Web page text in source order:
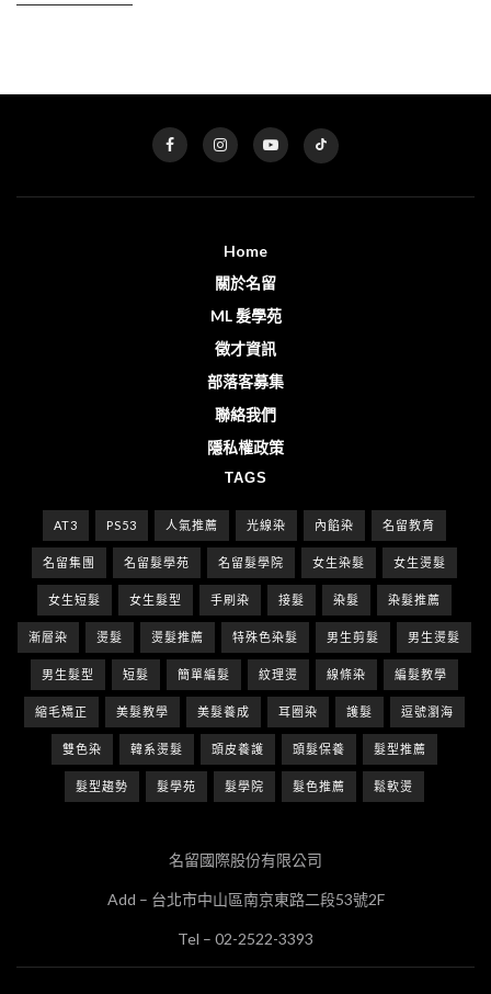
Home
關於名留
ML 髮學苑
徵才資訊
部落客募集
聯絡我們
隱私權政策
TAGS
AT3 PS53 人氣推薦 光線染 內餡染 名留教育
名留集團 名留髮學苑 名留髮學院 女生染髮 女生燙髮
女生短髮 女生髮型 手刷染 接髮 染髮 染髮推薦
漸層染 燙髮 燙髮推薦 特殊色染髮 男生剪髮 男生燙髮
男生髮型 短髮 簡單編髮 紋理燙 線條染 編髮教學
縮毛矯正 美髮教學 美髮養成 耳圈染 護髮 逗號瀏海
雙色染 韓系燙髮 頭皮養護 頭髮保養 髮型推薦
髮型趨勢 髮學苑 髮學院 髮色推薦 鬆軟燙
名留國際股份有限公司
Add – 台北市中山區南京東路二段53號2F
Tel – 02-2522-3393